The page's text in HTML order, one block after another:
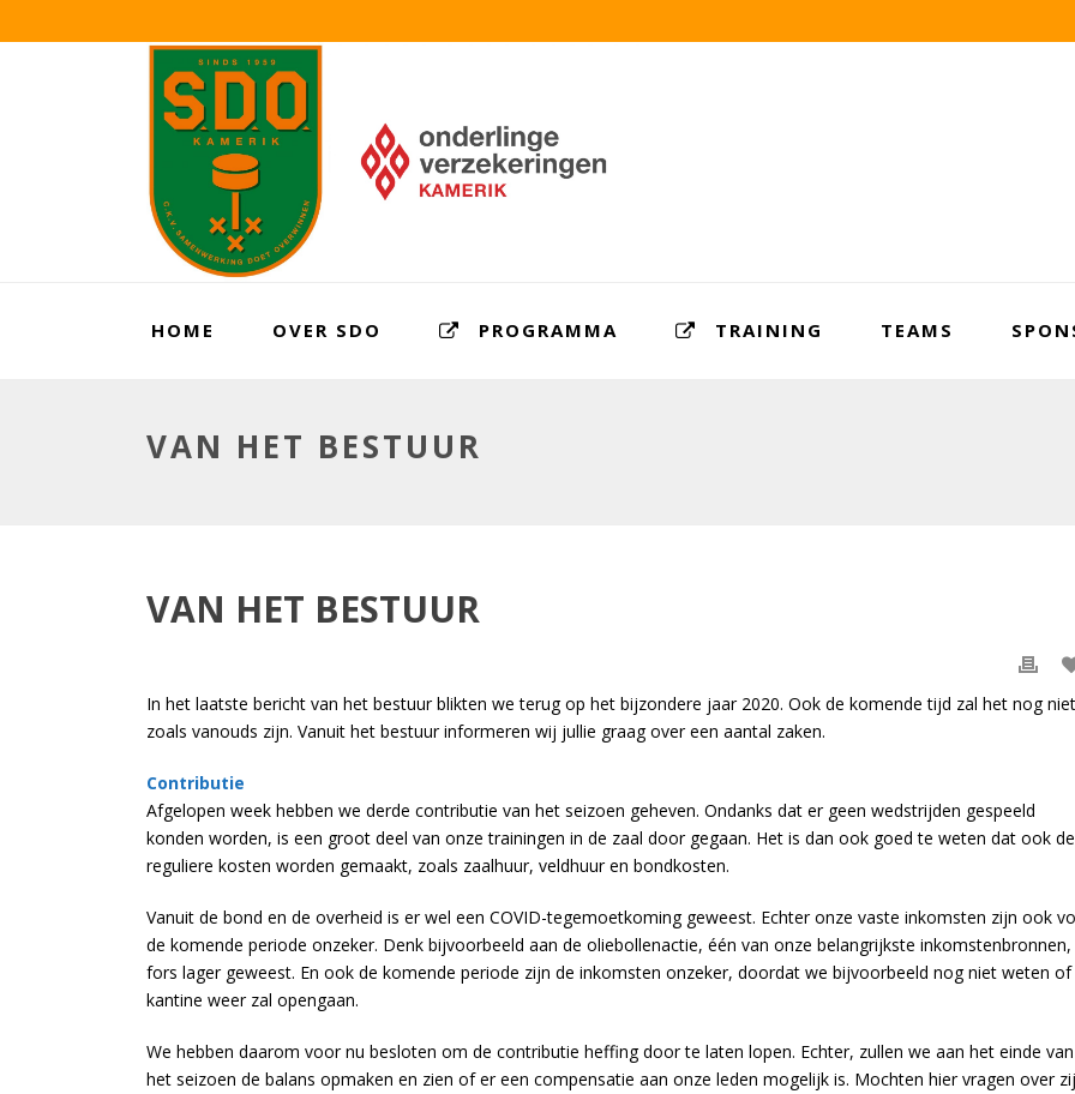
HOME OVER SDO PROGRAMMA TRAINING TEAMS
VAN HET BESTUUR
VAN HET BESTUUR
In het laatste bericht van het bestuur blikten we terug op het bijzondere jaar 2020. Ook de komende tijd zal het nog niet
zoals vanouds zijn. Vanuit het bestuur informeren wij jullie graag over een aantal zaken.
Contributie
Afgelopen week hebben we derde contributie van het seizoen geheven. Ondanks dat er geen wedstrijden gespeeld
konden worden, is een groot deel van onze trainingen in de zaal door gegaan. Het is dan ook goed te weten dat ook de
reguliere kosten worden gemaakt, zoals zaalhuur, veldhuur en bondkosten.
Vanuit de bond en de overheid is er wel een COVID-tegemoetkoming geweest. Echter onze vaste inkomsten zijn ook
de komende periode onzeker. Denk bijvoorbeeld aan de oliebollenactie, één van onze belangrijkste inkomstenbronnen,
fors lager geweest. En ook de komende periode zijn de inkomsten onzeker, doordat we bijvoorbeeld nog niet weten of
kantine weer zal opengaan.
We hebben daarom voor nu besloten om de contributie heffing door te laten lopen. Echter, zullen we aan het einde van
het seizoen de balans opmaken en zien of er een compensatie aan onze leden mogelijk is. Mochten hier vragen over